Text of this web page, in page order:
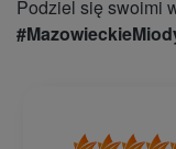
Podziel się swoimi